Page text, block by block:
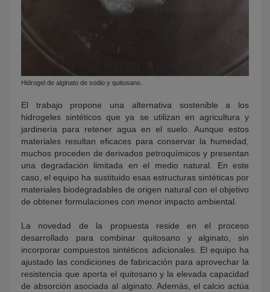
Hidrogel de alginato de sodio y quitosano.
El trabajo propone una alternativa sostenible a los
hidrogeles sintéticos que ya se utilizan en agricultura y
jardinería para retener agua en el suelo. Aunque estos
materiales resultan eficaces para conservar la humedad,
muchos proceden de derivados petroquímicos y presentan
una degradación limitada en el medio natural. En este
caso, el equipo ha sustituido esas estructuras sintéticas por
materiales biodegradables de origen natural con el objetivo
de obtener formulaciones con menor impacto ambiental.
La novedad de la propuesta reside en el proceso
desarrollado para combinar quitosano y alginato, sin
incorporar compuestos sintéticos adicionales. El equipo ha
ajustado las condiciones de fabricación para aprovechar la
resistencia que aporta el quitosano y la elevada capacidad
de absorción asociada al alginato. Además, el calcio actúa